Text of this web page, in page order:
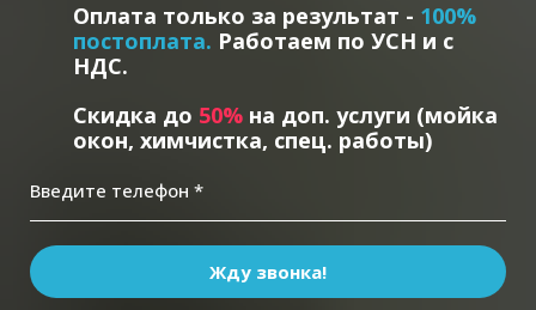
Оплата только за результат - 100%
постоплата. Работаем по УСН и с
НДС.
Скидка до 50% на доп. услуги (мойка
окон, химчистка, спец. работы)
Введите телефон *
Жду звонка!